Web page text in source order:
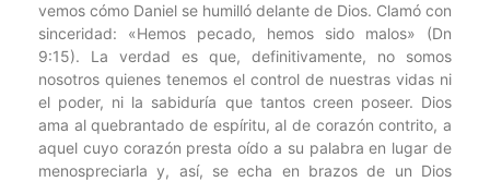
vemos cómo Daniel se humilló delante de Dios. Clamó con
sinceridad: «Hemos pecado, hemos sido malos» (Dn
9:15). La verdad es que, definitivamente, no somos
nosotros quienes tenemos el control de nuestras vidas ni
el poder, ni la sabiduría que tantos creen poseer. Dios
ama al quebrantado de espíritu, al de corazón contrito, a
aquel cuyo corazón presta oído a su palabra en lugar de
menospreciarla y, así, se echa en brazos de un Dios